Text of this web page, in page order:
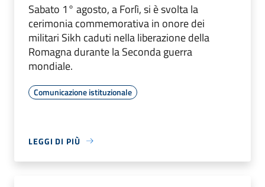
Sabato 1° agosto, a Forlì, si è svolta la
cerimonia commemorativa in onore dei
militari Sikh caduti nella liberazione della
Romagna durante la Seconda guerra
mondiale.
Comunicazione istituzionale
LEGGI DI PIÙ